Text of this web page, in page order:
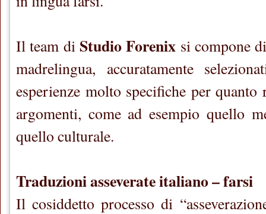
Il team di Studio Forenix si compone
madrelingua, accuratamente
esperienze molto specifiche per
argomenti, come ad esempio quello
quello culturale.
Traduzioni asseverate italiano – farsi
Il cosiddetto processo di